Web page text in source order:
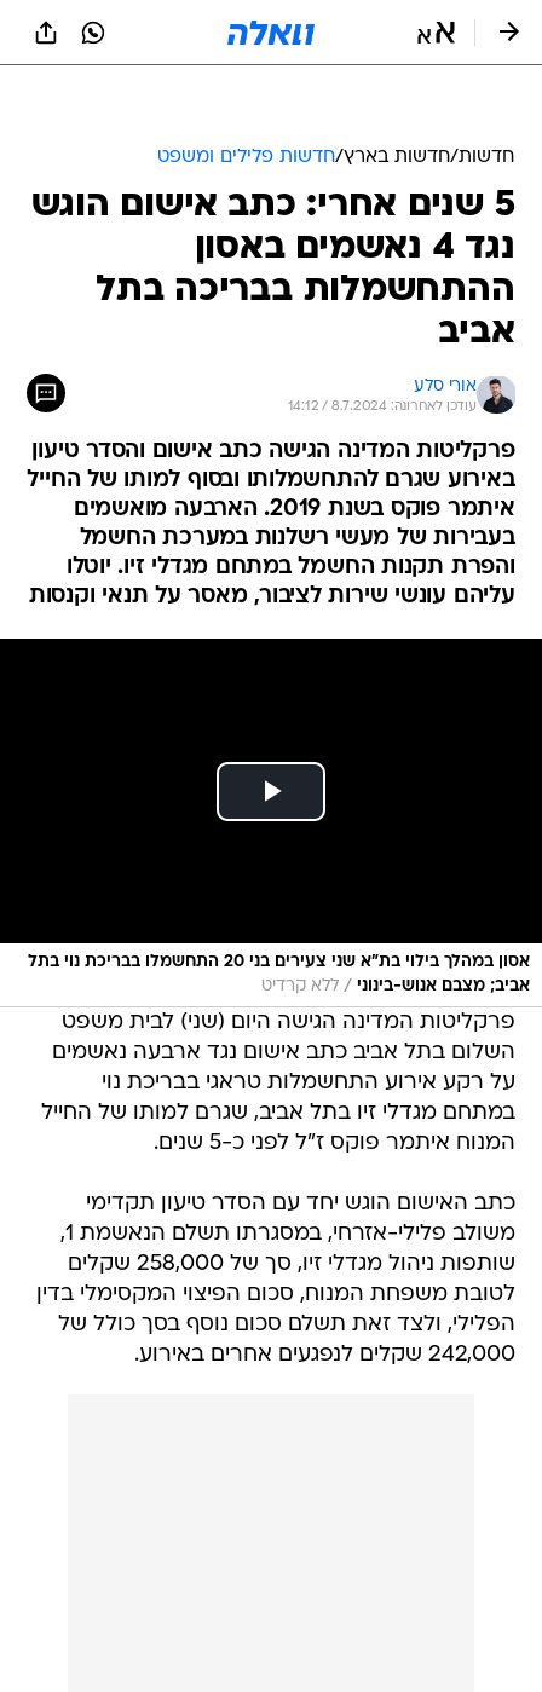
חדשות/חדשות בארץ/חדשות פלילים ומשפט
5 שנים אחרי: כתב אישום הוגש
נגד 4 נאשמים באסון
ההתחשמלות בבריכה בתל
אביב
אורי סלע
עודכן לאחרונה: 8.7.2024 / 14:12
פרקליטות המדינה הגישה כתב אישום והסדר טיעון
באירוע שגרם להתחשמלותו ובסוף למותו של החייל
איתמר פוקס בשנת 2019. הארבעה מואשמים
בעבירות של מעשי רשלנות במערכת החשמל
והפרת תקנות החשמל במתחם מגדלי זיו. יוטלו
עליהם עונשי שירות לציבור, מאסר על תנאי וקנסות
אסון במהלך בילוי בת"א שני צעירים בני 20 התחשמלו בבריכת נוי בתל
אביב; מצבם אנוש-בינוני / ללא קרדיט
פרקליטות המדינה הגישה היום (שני) לבית משפט
השלום בתל אביב כתב אישום נגד ארבעה נאשמים
על רקע אירוע התחשמלות טראגי בבריכת נוי
במתחם מגדלי זיו בתל אביב, שגרם למותו של החייל
המנוח איתמר פוקס ז"ל לפני כ-5 שנים.
כתב האישום הוגש יחד עם הסדר טיעון תקדימי
משולב פלילי-אזרחי, במסגרתו תשלם הנאשמת 1,
שותפות ניהול מגדלי זיו, סך של 258,000 שקלים
לטובת משפחת המנוח, סכום הפיצוי המקסימלי בדין
הפלילי, ולצד זאת תשלם סכום נוסף בסך כולל של
242,000 שקלים לנפגעים אחרים באירוע.